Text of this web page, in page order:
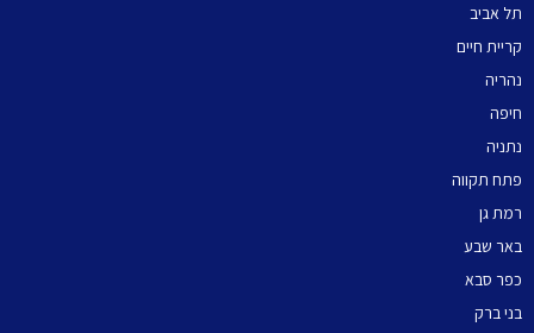
תל אביב
קריית חיים
נהריה
חיפה
נתניה
פתח תקווה
רמת גן
באר שבע
כפר סבא
בני ברק